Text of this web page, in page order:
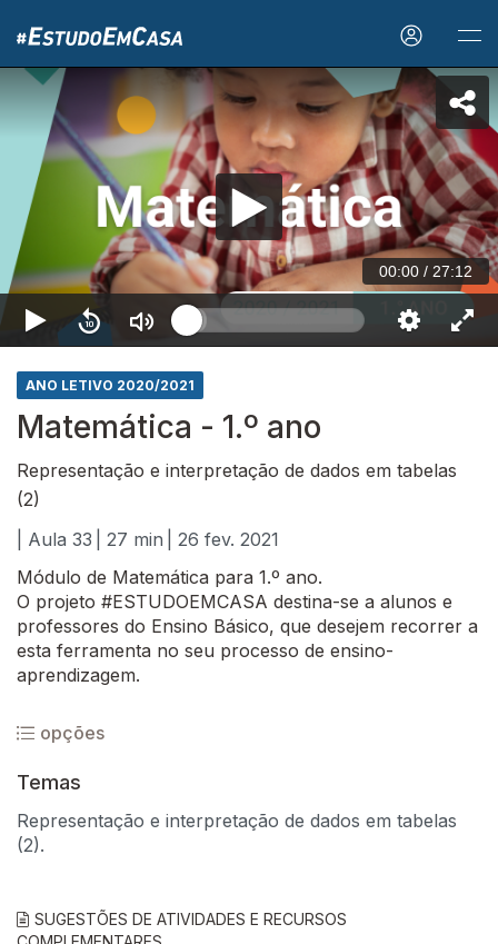
00:00 / 27:12
ANO LETIVO 2020/2021
Matemática - 1.º ano
Representação e interpretação de dados em tabelas
(2)
| Aula 33
| 27 min
| 26 fev. 2021
Módulo de Matemática para 1.º ano.
O projeto #ESTUDOEMCASA destina-se a alunos e
professores do Ensino Básico, que desejem recorrer a
esta ferramenta no seu processo de ensino-
aprendizagem.
opções
Temas
Representação e interpretação de dados em tabelas
(2).
SUGESTÕES DE ATIVIDADES E RECURSOS